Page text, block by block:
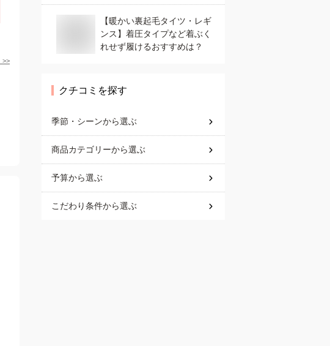
>>
【暖かい裏起毛タイツ・レギ
ンス】着圧タイプなど着ぶく
れせず履けるおすすめは？
クチコミを探す
季節・シーンから選ぶ
商品カテゴリーから選ぶ
予算から選ぶ
こだわり条件から選ぶ